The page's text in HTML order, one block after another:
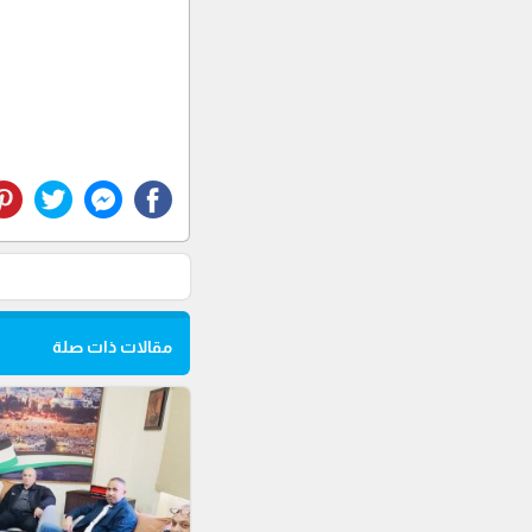
مقالات ذات صلة